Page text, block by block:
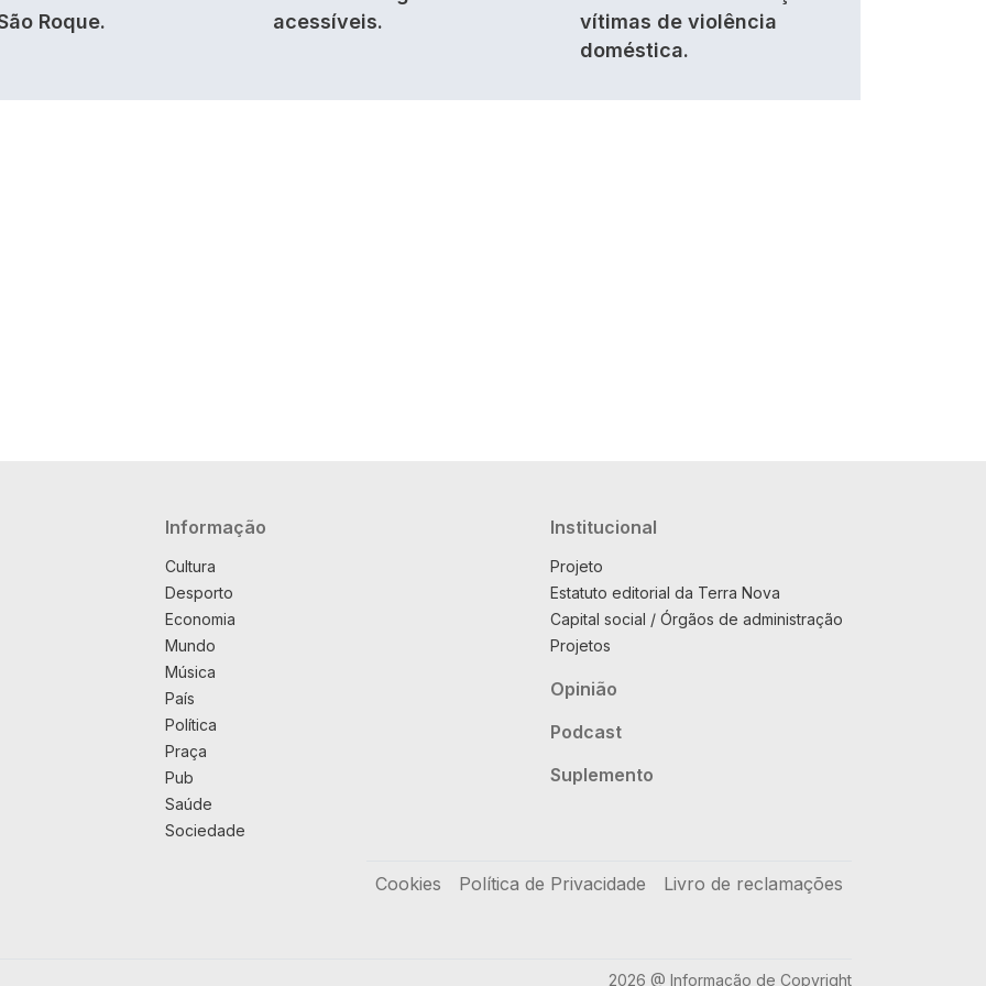
Roque.
acessíveis.
vítimas de violência
doméstica.
Navegação principal
Informação
Cultura
Desporto
Economia
Mundo
Música
País
Política
Praça
Pub
Saúde
Sociedade
Institucional
Projeto
Estatuto editorial da Terra Nova
Capital social / Órgãos de administração
Projetos
Opinião
Podcast
Suplemento
Cookies Política de Privacidade Livro de reclamações
2026 @ Informação de Copyright